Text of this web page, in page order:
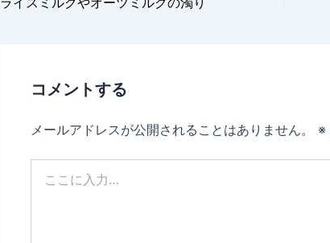
コメントする
メールアドレスが公開されることはありません。 ※